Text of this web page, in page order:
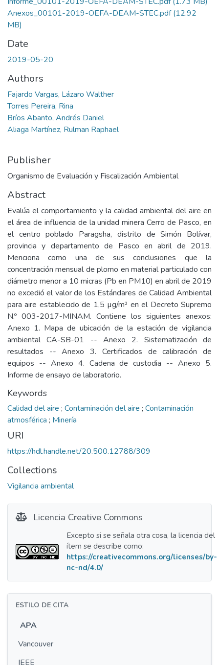
Anexos_00101-2019-OEFA-DEAM-STEC.pdf(12.92
MB)
Date
2019-05-20
Authors
Fajardo Vargas, Lázaro Walther
Torres Pereira, Rina
Bríos Abanto, Andrés Daniel
Aliaga Martínez, Rulman Raphael
Publisher
Organismo de Evaluación y Fiscalización Ambiental
Abstract
Evalúa el comportamiento y la calidad ambiental del aire en
el área de influencia de la unidad minera Cerro de Pasco, en
el centro poblado Paragsha, distrito de Simón Bolívar,
provincia y departamento de Pasco en abril de 2019.
Menciona como una de sus conclusiones que la
concentración mensual de plomo en material particulado con
diámetro menor a 10 micras (Pb en PM10) en abril de 2019
no excedió el valor de los Estándares de Calidad Ambiental
para aire establecido de 1,5 µg/m³ en el Decreto Supremo
N.º 003-2017-MINAM. Contiene los siguientes anexos:
Anexo 1. Mapa de ubicación de la estación de vigilancia
ambiental CA-SB-01 -- Anexo 2. Sistematización de
resultados -- Anexo 3. Certificados de calibración de
equipos -- Anexo 4. Cadena de custodia -- Anexo 5.
Informe de ensayo de laboratorio.
Keywords
Calidad del aire ; Contaminación del aire ; Contaminación
atmosférica ; Minería
URI
https://hdl.handle.net/20.500.12788/309
Collections
Vigilancia ambiental
Licencia Creative Commons
Excepto si se señala otra cosa, la licencia del
ítem se describe como:
https://creativecommons.org/licenses/by-
nc-nd/4.0/
ESTILO DE CITA
APA
Vancouver
IEEE